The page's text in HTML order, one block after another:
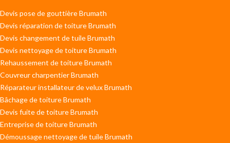
Devis pose de gouttière Brumath
Devis réparation de toiture Brumath
Devis changement de tuile Brumath
Devis nettoyage de toiture Brumath
Rehaussement de toiture Brumath
Couvreur charpentier Brumath
Réparateur installateur de velux Brumath
Bâchage de toiture Brumath
Devis fuite de toiture Brumath
Entreprise de toiture Brumath
Démoussage nettoyage de tuile Brumath